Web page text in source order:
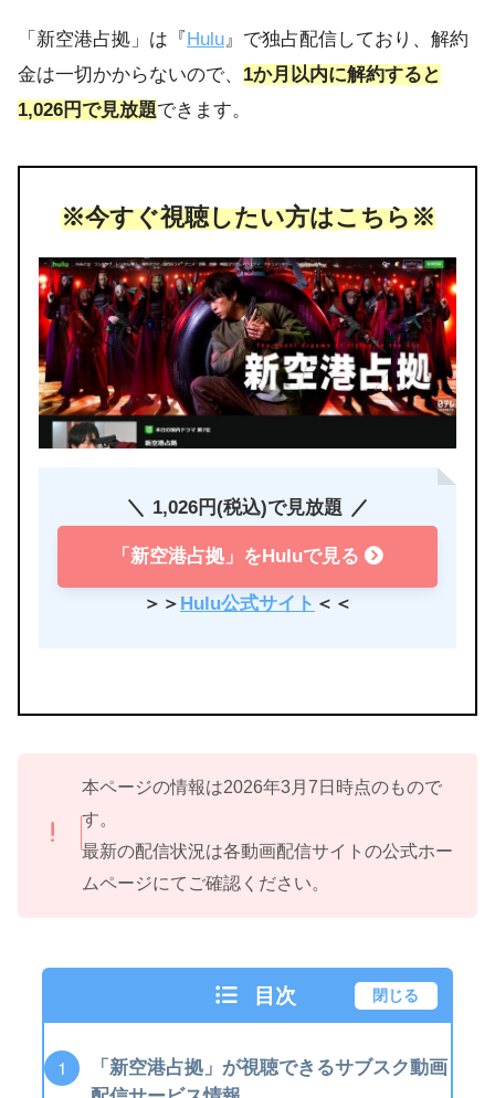
「新空港占拠」は『 Hulu』で独占配信しており、解約
金は一切かからないので、 1か月以内に解約すると
1,026円で見放題できます。
※今すぐ視聴したい方はこちら※
1,026円(税込)で見放題
「新空港占拠」をHuluで見る
＞＞ Hulu公式サイト ＜＜
本ページの情報は2026年3月7日時点のもので
す。
最新の配信状況は各動画配信サイトの公式ホー
ムページにてご確認ください。
目次 閉じる
「新空港占拠」が視聴できるサブスク動画